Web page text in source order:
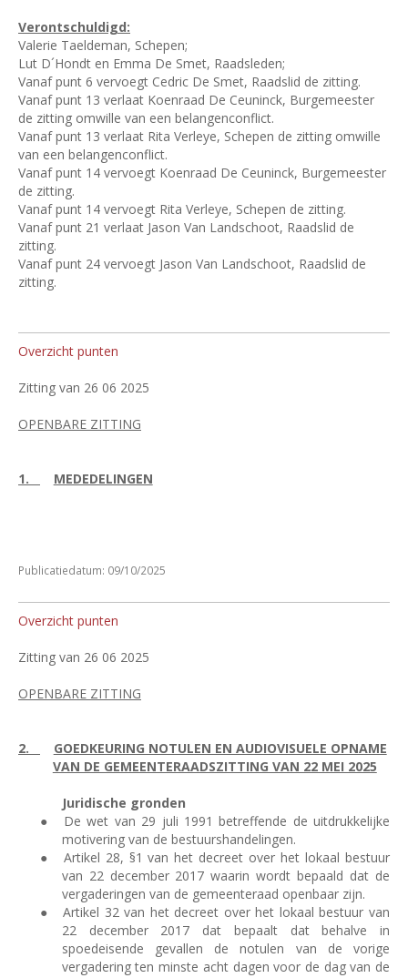
Verontschuldigd:
Valerie Taeldeman, Schepen;
Lut D´Hondt en Emma De Smet, Raadsleden;
Vanaf punt 6 vervoegt Cedric De Smet, Raadslid de zitting.
Vanaf punt 13 verlaat Koenraad De Ceuninck, Burgemeester
de zitting omwille van een belangenconflict.
Vanaf punt 13 verlaat Rita Verleye, Schepen de zitting omwille
van een belangenconflict.
Vanaf punt 14 vervoegt Koenraad De Ceuninck, Burgemeester
de zitting.
Vanaf punt 14 vervoegt Rita Verleye, Schepen de zitting.
Vanaf punt 21 verlaat Jason Van Landschoot, Raadslid de
zitting.
Vanaf punt 24 vervoegt Jason Van Landschoot, Raadslid de
zitting.
Overzicht punten
Zitting van 26 06 2025
OPENBARE ZITTING
1. MEDEDELINGEN
Publicatiedatum: 09/10/2025
Overzicht punten
Zitting van 26 06 2025
OPENBARE ZITTING
2.
GOEDKEURING NOTULEN EN AUDIOVISUELE OPNAME
VAN DE GEMEENTERAADSZITTING VAN 22 MEI 2025
Juridische gronden
●
De wet van 29 juli 1991 betreffende de uitdrukkelijke
motivering van de bestuurshandelingen.
●
Artikel 28, §1 van het decreet over het lokaal bestuur
van 22 december 2017 waarin wordt bepaald dat de
vergaderingen van de gemeenteraad openbaar zijn.
●
Artikel 32 van het decreet over het lokaal bestuur van
22 december 2017 dat bepaalt dat behalve in
spoedeisende gevallen de notulen van de vorige
vergadering ten minste acht dagen voor de dag van de